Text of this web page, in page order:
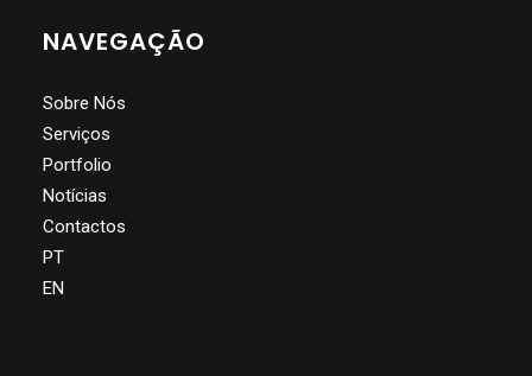
NAVEGAÇÃO
Sobre Nós
Serviços
Portfolio
Notícias
Contactos
PT
EN